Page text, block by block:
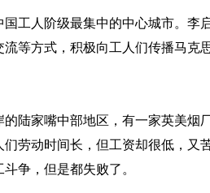
人阶级最集中的中心城市。李
等方式，积极向工人们传播马克
家嘴中部地区，有一家英美烟
们劳动时间长，但工资却很低，又
争，但是都失败了。